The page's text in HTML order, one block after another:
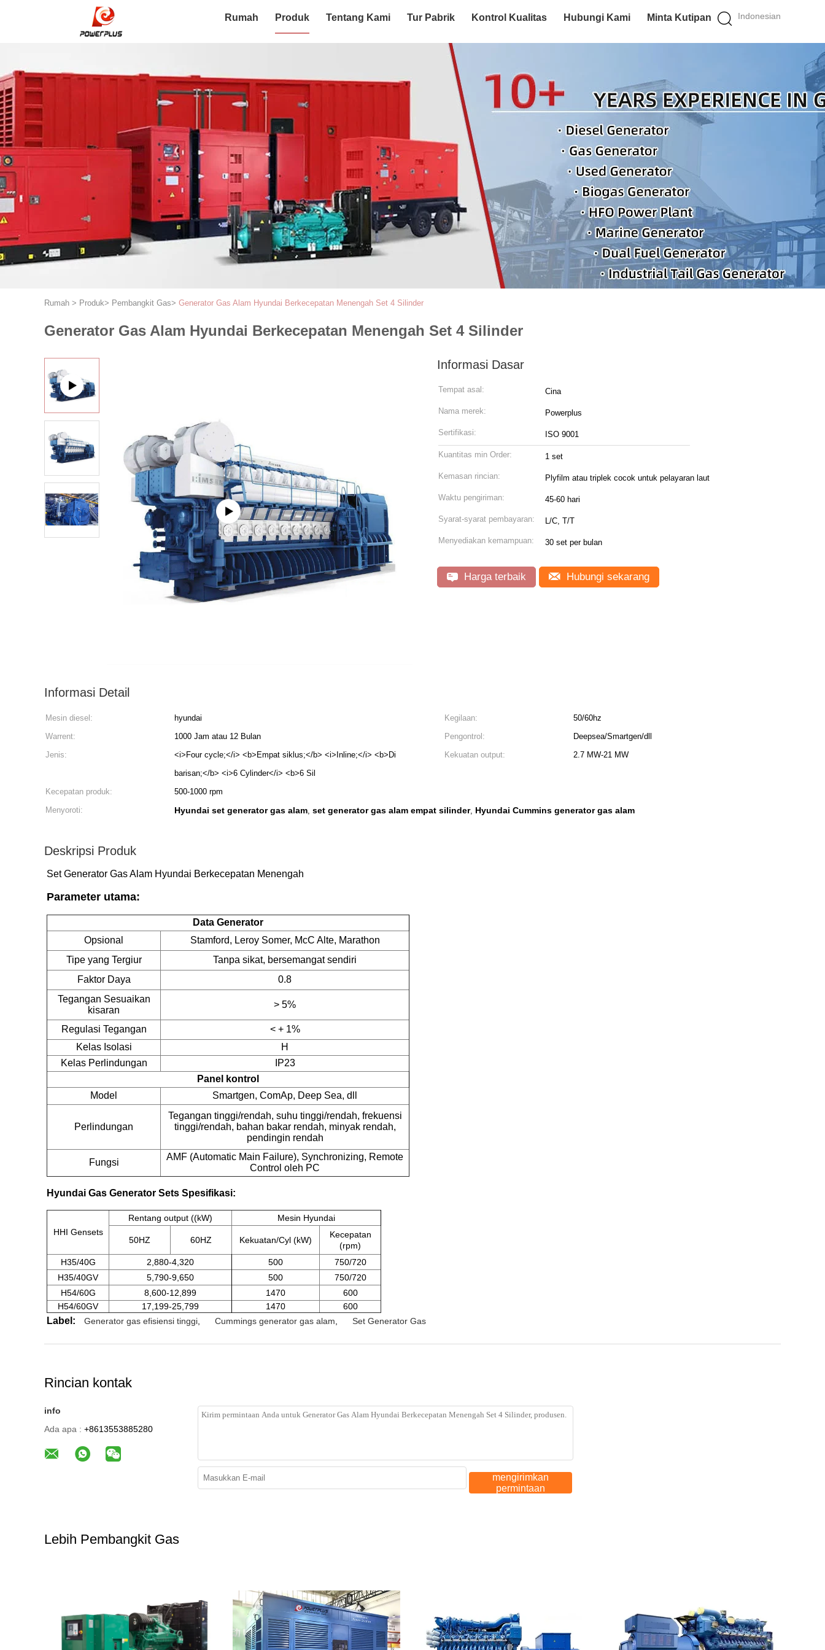
Indonesian
Rumah Produk Tentang Kami Tur Pabrik Kontrol Kualitas Hubungi Kami Minta Kutipan
Rumah > Produk> Pembangkit Gas> Generator Gas Alam Hyundai Berkecepatan Menengah Set 4 Silinder
Generator Gas Alam Hyundai Berkecepatan Menengah Set 4 Silinder
Informasi Dasar
Tempat asal: Cina
Nama merek: Powerplus
Sertifikasi: ISO 9001
Kuantitas min Order: 1 set
Kemasan rincian: Plyfilm atau triplek cocok untuk pelayaran laut
Waktu pengiriman: 45-60 hari
Syarat-syarat pembayaran: L/C, T/T
Menyediakan kemampuan: 30 set per bulan
Harga terbaik Hubungi sekarang
Informasi Detail
Mesin diesel: hyundai Kegilaan:
50/60hz
Warrent:
1000 Jam atau 12 Bulan Pengontrol:
Deepsea/Smartgen/dll
Jenis:
<i>Four cycle;</i> <b>Empat siklus;</b> <i>Inline;</i> <b>Di
barisan;</b> <i>6 Cylinder</i> <b>6 Sil
Kekuatan output: 2.7 MW-21 MW
Kecepatan produk:
500-1000 rpm
Menyoroti:
Hyundai set generator gas alam, set generator gas alam empat silinder, Hyundai Cummins generator gas alam
Deskripsi Produk
Set Generator Gas Alam Hyundai Berkecepatan Menengah
Parameter utama:
Data Generator
Opsional
Stamford, Leroy Somer, McC Alte, Marathon
Tipe yang Tergiur
Tanpa sikat, bersemangat sendiri
Faktor Daya
0.8
Tegangan Sesuaikan
kisaran
> 5%
Regulasi Tegangan
< + 1%
Kelas Isolasi
H
Kelas Perlindungan
IP23
Panel kontrol
Model
Smartgen, ComAp, Deep Sea, dll
Perlindungan
Tegangan tinggi/rendah, suhu tinggi/rendah, frekuensi
tinggi/rendah, bahan bakar rendah, minyak rendah,
pendingin rendah
Fungsi
AMF (Automatic Main Failure), Synchronizing, Remote
Control oleh PC
Hyundai Gas Generator Sets Spesifikasi:
HHI Gensets
Rentang output ((kW) Mesin Hyundai
50HZ 60HZ Kekuatan/Cyl (kW)
Kecepatan
(rpm)
H35/40G
2,880-4,320 500
750/720
H35/40GV
5,790-9,650 500
750/720
H54/60G
8,600-12,899 1470
600
H54/60GV
17,199-25,799 1470 600
Label: Generator gas efisiensi tinggi Cummings generator gas alam Set Generator Gas
Rincian kontak
info
Ada apa : +8613553885280
mengirimkan
permintaan
Lebih Pembangkit Gas